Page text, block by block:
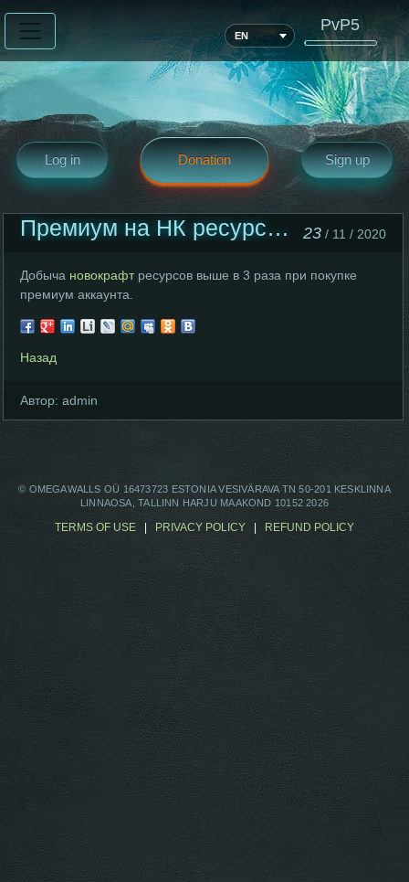
EN
PvP5
Log in Donation Sign up
Премиум на НК ресурсы х3 23 / 11 / 2020
Добыча новокрафтресурсов выше в 3 раза при покупке
премиум аккаунта.
Назад
Автор: admin
© OMEGAWALLS OÜ 16473723 ESTONIA VESIVÄRAVA TN 50-201 KESKLINNA
LINNAOSA, TALLINN HARJU MAAKOND 10152 2026
TERMS OF USE PRIVACY POLICY REFUND POLICY